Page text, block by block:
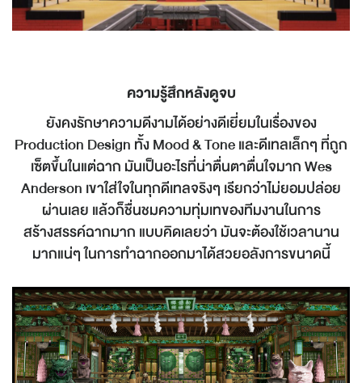
ความรู้สึกหลังดูจบ
ยังคงรักษาความดีงามได้อย่างดีเยี่ยมในเรื่องของ
Production Design ทั้ง Mood & Tone และดีเทลเล็กๆ ที่ถูก
เซ็ตขึ้นในแต่ฉาก มันเป็นอะไรที่น่าตื่นตาตื่นใจมาก Wes
Anderson เขาใส่ใจในทุกดีเทลจริงๆ เรียกว่าไม่ยอมปล่อย
ผ่านเลย แล้วก็ชื่นชมความทุ่มเทของทีมงานในการ
สร้างสรรค์ฉากมาก แบบคิดเลยว่า มันจะต้องใช้เวลานาน
มากแน่ๆ ในการทำฉากออกมาได้สวยอลังการขนาดนี้